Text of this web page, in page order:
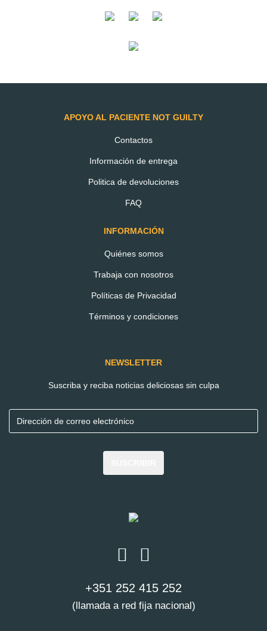
Datos de acceso
INICIE SESIÓN
APOYO AL PACIENTE NOT GUILTY
Contactos
Información de entrega
Politica de devoluciones
FAQ
INFORMACIÓN
Quiénes somos
Trabaja con nosotros
Políticas de Privacidad
Términos y condiciones
NEWSLETTER
Suscriba y reciba noticias deliciosas sin culpa
+351 252 415 252
(llamada a red fija nacional)